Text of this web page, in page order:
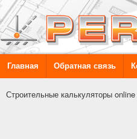
Главная Обратная связь
Строительные калькуляторы online